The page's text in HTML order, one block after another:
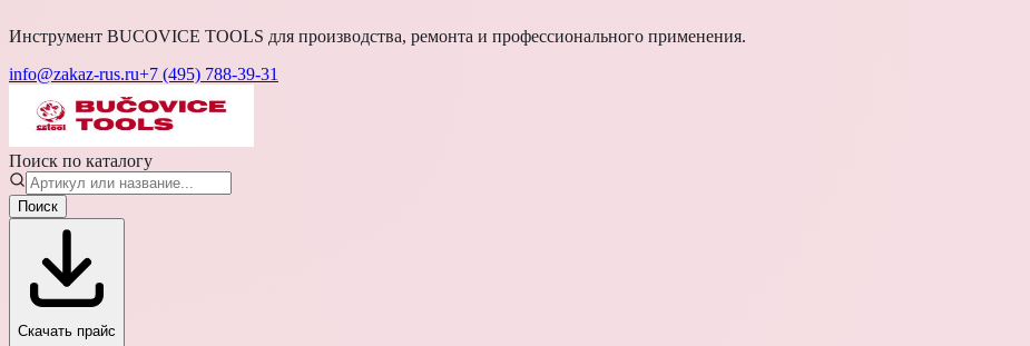
Инструмент BUCOVICE TOOLS для производства, ремонта и профессионального применения.
info@zakaz-rus.ru+7 (495) 788-39-31
Поиск по каталогу
Поиск
Скачать прайс